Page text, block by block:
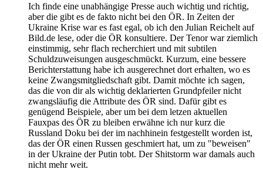
Ich finde eine unabhängige Presse auch wichtig und richtig,
aber die gibt es de fakto nicht bei den ÖR. In Zeiten der
Ukraine Krise war es fast egal, ob ich den Julian Reichelt auf
Bild.de lese, oder die ÖR konsultiere. Der Tenor war ziemlich
einstimmig, sehr flach recherchiert und mit subtilen
Schuldzuweisungen ausgeschmückt. Kurzum, eine bessere
Berichterstattung habe ich ausgerechnet dort erhalten, wo es
keine Zwangsmitgliedschaft gibt. Damit möchte ich sagen,
das die von dir als wichtig deklarierten Grundpfeiler nicht
zwangsläufig die Attribute des ÖR sind. Dafür gibt es
genügend Beispiele, aber um bei dem letzen aktuellen
Fauxpas des ÖR zu bleiben erwähne ich nur kurz die
Russland Doku bei der im nachhinein festgestellt worden ist,
das der ÖR einen Russen geschmiert hat, um zu "beweisen"
in der Ukraine der Putin tobt. Der Shitstorm war damals auch
nicht mehr weit.